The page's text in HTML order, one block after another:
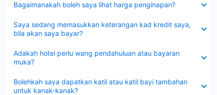
Bagaimanakah boleh saya lihat harga penginapan?
Saya sedang memasukkan keterangan kad kredit saya,
bila akan saya bayar?
Adakah hotel perlu wang pendahuluan atau bayaran
muka?
Bolehkah saya dapatkan katil atau katil bayi tambahan
untuk kanak-kanak?